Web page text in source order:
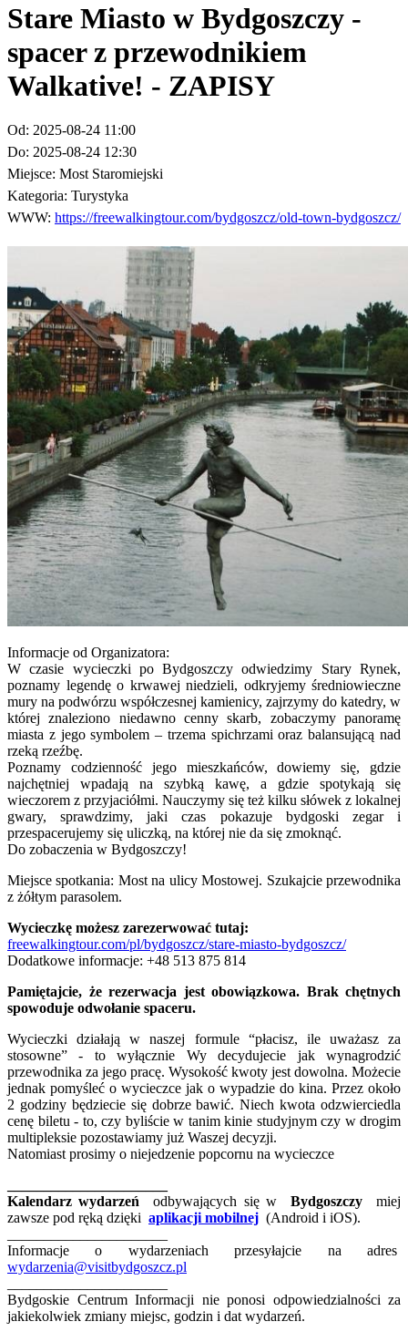
Stare Miasto w Bydgoszczy -
spacer z przewodnikiem
Walkative! - ZAPISY
Od: 2025-08-24 11:00
Do: 2025-08-24 12:30
Miejsce: Most Staromiejski
Kategoria: Turystyka
WWW: https://freewalkingtour.com/bydgoszcz/old-town-bydgoszcz/
Informacje od Organizatora:
W czasie wycieczki po Bydgoszczy odwiedzimy Stary Rynek,
poznamy legendę o krwawej niedzieli, odkryjemy średniowieczne
mury na podwórzu współczesnej kamienicy, zajrzymy do katedry, w
której znaleziono niedawno cenny skarb, zobaczymy panoramę
miasta z jego symbolem – trzema spichrzami oraz balansującą nad
rzeką rzeźbę.
Poznamy codzienność jego mieszkańców, dowiemy się, gdzie
najchętniej wpadają na szybką kawę, a gdzie spotykają się
wieczorem z przyjaciółmi. Nauczymy się też kilku słówek z lokalnej
gwary, sprawdzimy, jaki czas pokazuje bydgoski zegar i
przespacerujemy się uliczką, na której nie da się zmoknąć.
Do zobaczenia w Bydgoszczy!
Miejsce spotkania: Most na ulicy Mostowej. Szukajcie przewodnika
z żółtym parasolem.
Wycieczkę możesz zarezerwować tutaj:
freewalkingtour.com/pl/bydgoszcz/stare-miasto-bydgoszcz/
Dodatkowe informacje: +48 513 875 814
Pamiętajcie, że rezerwacja jest obowiązkowa. Brak chętnych
spowoduje odwołanie spaceru.
Wycieczki działają w naszej formule “płacisz, ile uważasz za
stosowne” - to wyłącznie Wy decydujecie jak wynagrodzić
przewodnika za jego pracę. Wysokość kwoty jest dowolna. Możecie
jednak pomyśleć o wycieczce jak o wypadzie do kina. Przez około
2 godziny będziecie się dobrze bawić. Niech kwota odzwierciedla
cenę biletu - to, czy byliście w tanim kinie studyjnym czy w drogim
multipleksie pozostawiamy już Waszej decyzji.
Natomiast prosimy o niejedzenie popcornu na wycieczce
Kalendarz wydarzeń odbywających się wBydgoszczy miej
zawsze pod ręką dzięki aplikacji mobilnej (Android i iOS).
Informacje o wydarzeniach przesyłajcie na adres
wydarzenia@visitbydgoszcz.pl
Bydgoskie Centrum Informacji nie ponosi odpowiedzialności za
jakiekolwiek zmiany miejsc, godzin i dat wydarzeń.